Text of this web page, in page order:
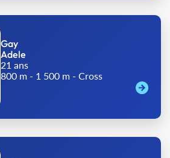
Gay
Adele
21 ans
800 m - 1 500 m - Cross